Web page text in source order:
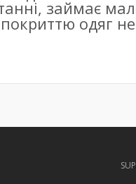
займає
одяг не